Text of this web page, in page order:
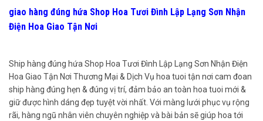
giao hàng đúng hứa Shop Hoa Tươi Đình Lập Lạng Sơn Nhận
Điện Hoa Giao Tận Nơi
Ship hàng đúng hứa Shop Hoa Tươi Đình Lập Lạng Sơn Nhận Điện
Hoa Giao Tận Nơi Thương Mại & Dịch Vụ hoa tuoi tận nơi cam đoan
ship hàng đúng hẹn & đúng vị trí, đảm bảo an toàn hoa tuoi mới &
giữ được hình dáng đẹp tuyệt vời nhất. Với màng lưới phục vụ rộng
rãi, hàng ngũ nhân viên chuyên nghiệp và bài bản sẽ giúp hoa tới